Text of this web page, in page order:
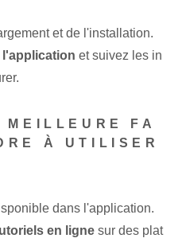
et de l'installation.
l'application et suivez les in
FA
À UTILISER
dans l'application.
en ligne sur des plat